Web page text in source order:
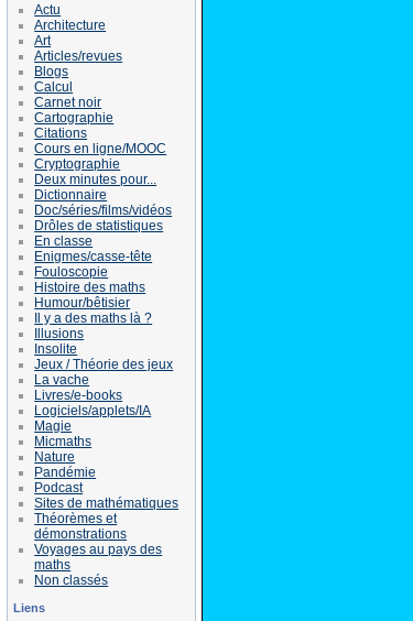
Actu
Architecture
Art
Articles/revues
Blogs
Calcul
Carnet noir
Cartographie
Citations
Cours en ligne/MOOC
Cryptographie
Deux minutes pour...
Dictionnaire
Doc/séries/films/vidéos
Drôles de statistiques
En classe
Enigmes/casse-tête
Fouloscopie
Histoire des maths
Humour/bêtisier
Il y a des maths là ?
Illusions
Insolite
Jeux / Théorie des jeux
La vache
Livres/e-books
Logiciels/applets/IA
Magie
Micmaths
Nature
Pandémie
Podcast
Sites de mathématiques
Théorèmes et
démonstrations
Voyages au pays des
maths
Non classés
Liens